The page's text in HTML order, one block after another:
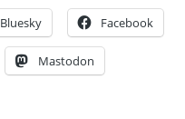
Bluesky Facebook
Mastodon